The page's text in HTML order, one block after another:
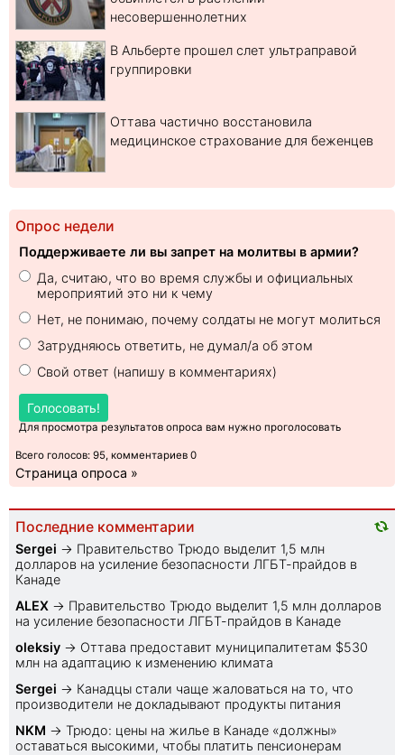
несовершеннолетних
В Альберте прошел слет ультраправой
группировки
Оттава частично восстановила
медицинское страхование для беженцев
Опрос недели
Поддерживаете ли вы запрет на молитвы в армии?
Да, считаю, что во время службы и официальных
мероприятий это ни к чему
Нет, не понимаю, почему солдаты не могут молиться
Затрудняюсь ответить, не думал/а об этом
Свой ответ (напишу в комментариях)
Голосовать!
Для просмотра результатов опроса вам нужно проголосовать
Всего голосов: 95, комментариев 0
Страница опроса »
Последние комментарии
Sеrgei → Правительство Трюдо выделит 1,5 млн
долларов на усиление безопасности ЛГБТ-прайдов в
Канаде
ALEX → Правительство Трюдо выделит 1,5 млн долларов
на усиление безопасности ЛГБТ-прайдов в Канаде
oleksiy → Оттава предоставит муниципалитетам $530
млн на адаптацию к изменению климата
Sеrgei → Канадцы стали чаще жаловаться на то, что
производители не докладывают продукты питания
NKM → Трюдо: цены на жилье в Канаде «должны»
оставаться высокими, чтобы платить пенсионерам